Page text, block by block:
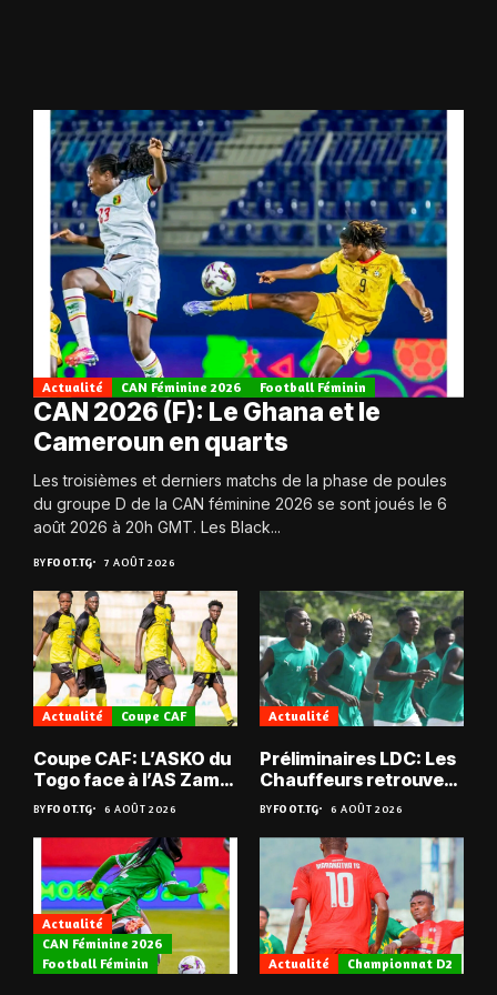
Actualité CAN Féminine 2026 Football Féminin
CAN 2026 (F): Le Ghana et le
Cameroun en quarts
Les troisièmes et derniers matchs de la phase de poules
du groupe D de la CAN féminine 2026 se sont joués le 6
août 2026 à 20h GMT. Les Black...
BYFOOT.TG 7 AOÛT 2026
Actualité Coupe CAF
Coupe CAF: L’ASKO du
Togo face à l’AS Zam
du Niger
BYFOOT.TG 6 AOÛT 2026
Actualité
Préliminaires LDC: Les
Chauffeurs retrouvent
les Mimos
BYFOOT.TG 6 AOÛT 2026
Actualité
CAN Féminine 2026
Football Féminin
Actualité Championnat D2